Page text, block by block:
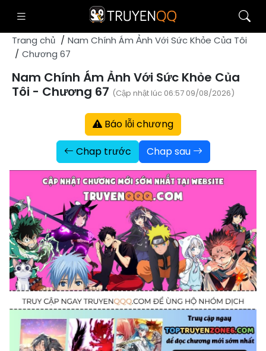
Trang chủ
Nam Chính Ám Ảnh Với Sức Khỏe Của Tôi
Chương 67
Nam Chính Ám Ảnh Với Sức Khỏe Của
Tôi - Chương 67 (Cập nhật lúc 06:57 09/08/2026)
Báo lỗi chương
Chap trước
Chap sau